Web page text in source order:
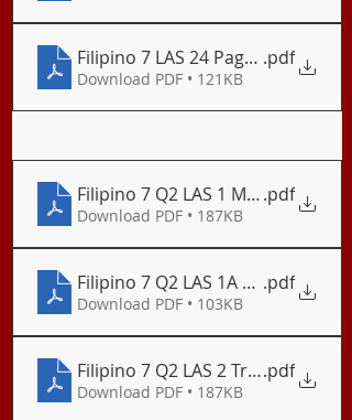
Filipino 7 LAS 24 Pagsuri ng
.pdf
Download PDF • 121KB
Filipino 7 Q2 LAS 1 Mga Epiko at
.pdf
Download PDF • 187KB
Filipino 7 Q2 LAS 1A Ang Bulong
.pdf
Download PDF • 103KB
Filipino 7 Q2 LAS 2 Tradisyon ng
.pdf
Download PDF • 187KB